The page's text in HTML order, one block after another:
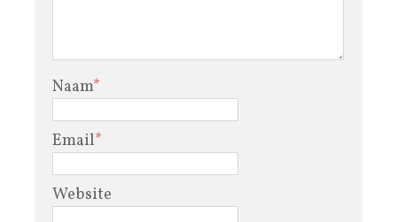
Naam*
Email*
Website